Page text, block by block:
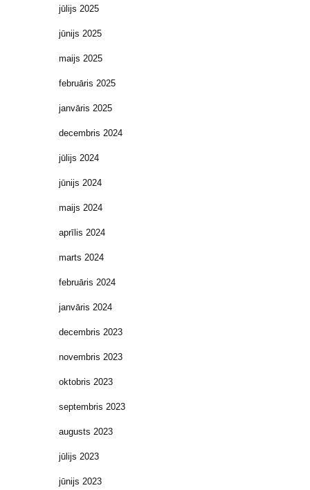
jūlijs 2025
jūnijs 2025
maijs 2025
februāris 2025
janvāris 2025
decembris 2024
jūlijs 2024
jūnijs 2024
maijs 2024
aprīlis 2024
marts 2024
februāris 2024
janvāris 2024
decembris 2023
novembris 2023
oktobris 2023
septembris 2023
augusts 2023
jūlijs 2023
jūnijs 2023